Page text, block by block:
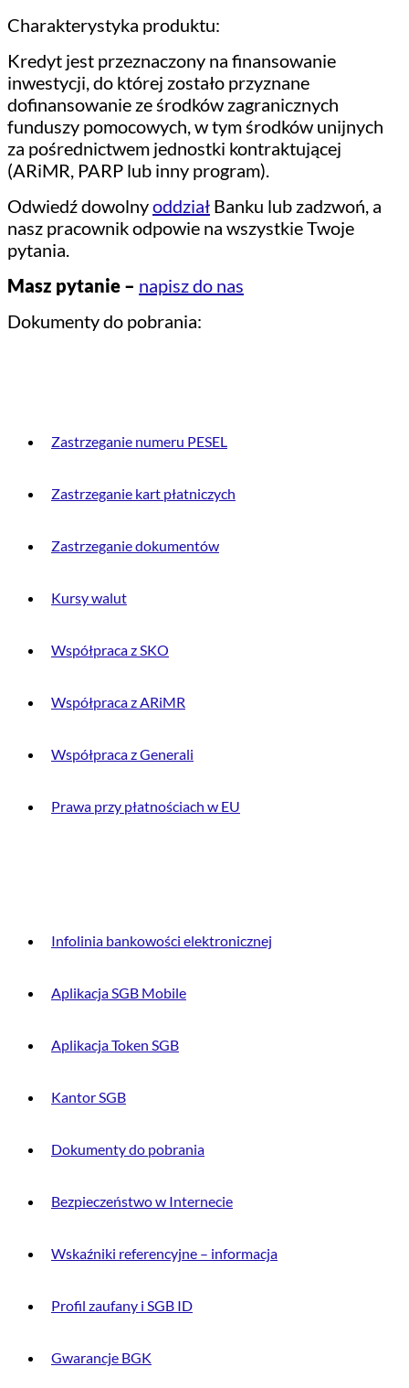
Charakterystyka produktu:
Kredyt jest przeznaczony na finansowanie
inwestycji, do której zostało przyznane
dofinansowanie ze środków zagranicznych
funduszy pomocowych, w tym środków unijnych
za pośrednictwem jednostki kontraktującej
(ARiMR, PARP lub inny program).
Odwiedź dowolnyoddział Banku lub zadzwoń, a
nasz pracownik odpowie na wszystkie Twoje
pytania.
Masz pytanie – napisz do nas
Dokumenty do pobrania:
Zastrzeganie numeru PESEL
Zastrzeganie kart płatniczych
Zastrzeganie dokumentów
Kursy walut
Współpraca z SKO
Współpraca z ARiMR
Współpraca z Generali
Prawa przy płatnościach w EU
Infolinia bankowości elektronicznej
Aplikacja SGB Mobile
Aplikacja Token SGB
Kantor SGB
Dokumenty do pobrania
Bezpieczeństwo w Internecie
Wskaźniki referencyjne – informacja
Profil zaufany i SGB ID
Gwarancje BGK